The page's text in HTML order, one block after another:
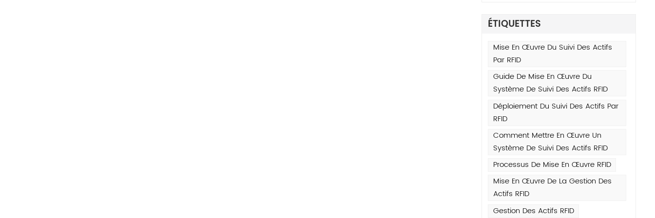
ÉTIQUETTES
Mise En Œuvre Du Suivi Des Actifs
Par RFID
Guide De Mise En Œuvre Du
Système De Suivi Des Actifs RFID
Déploiement Du Suivi Des Actifs Par
RFID
Comment Mettre En Œuvre Un
Système De Suivi Des Actifs RFID
Processus De Mise En Œuvre RFID
Mise En Œuvre De La Gestion Des
Actifs RFID
Gestion Des Actifs RFID